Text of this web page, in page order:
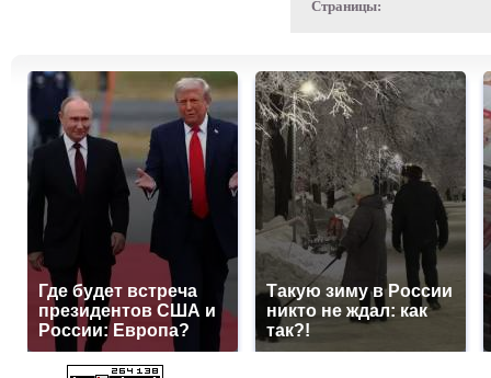
Страницы:
Где будет встреча
президентов США и
России: Европа?
Такую зиму в России
никто не ждал: как
так?!